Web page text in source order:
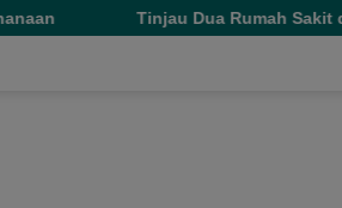
Dua Rumah Sakit di Sofifi,